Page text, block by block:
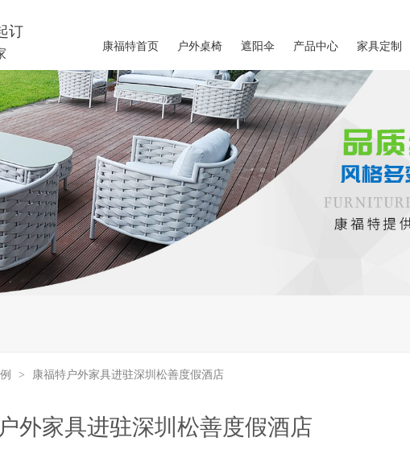
订
康福特首页 户外桌椅 遮阳伞 产品中心 家具定制
> 康福特户外家具进驻深圳松善度假酒店
外家具进驻深圳松善度假酒店